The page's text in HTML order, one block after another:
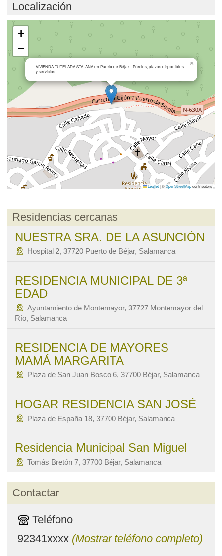
Localización
Cargando mapa...
VIVIENDA TUTELADA STA. ANA en Puerto de Béjar - Precios, plazas disponibles
y servicios
×
+
−
Leaflet|©OpenStreetMapcontributors
Residencias cercanas
NUESTRA SRA. DE LA ASUNCIÓN
Hospital 2, 37720 Puerto de Béjar, Salamanca
RESIDENCIA MUNICIPAL DE 3ª
EDAD
Ayuntamiento de Montemayor, 37727 Montemayor del
Río, Salamanca
RESIDENCIA DE MAYORES
MAMÁ MARGARITA
Plaza de San Juan Bosco 6, 37700 Béjar, Salamanca
HOGAR RESIDENCIA SAN JOSÉ
Plaza de España 18, 37700 Béjar, Salamanca
Residencia Municipal San Miguel
Tomás Bretón 7, 37700 Béjar, Salamanca
Contactar
Teléfono
92341xxxx (Mostrar teléfono completo)